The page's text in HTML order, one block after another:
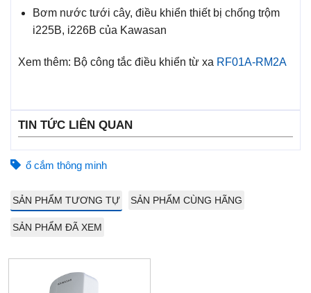
Bơm nước tưới cây, điều khiển thiết bị chống trộm
i225B, i226B của Kawasan
Xem thêm: Bộ công tắc điều khiển từ xa RF01A-RM2A
TIN TỨC LIÊN QUAN
ổ cắm thông minh
SẢN PHẨM TƯƠNG TỰ SẢN PHẨM CÙNG HÃNG
SẢN PHẨM ĐÃ XEM